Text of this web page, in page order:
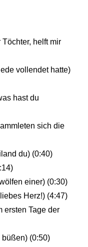
helft mir
vollendet hatte)
hast du
sich die
du) (0:40)
einer) (0:30)
Herz!) (4:47)
ersten Tage der
büßen) (0:50)